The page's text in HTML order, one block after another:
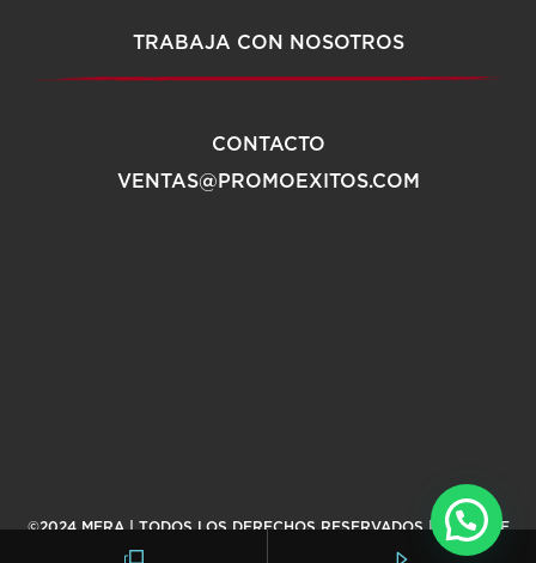
TRABAJA CON NOSOTROS
CONTACTO
VENTAS@PROMOEXITOS.COM
©2024 MERA | TODOS LOS DERECHOS RESERVADOS |
AVISO DE